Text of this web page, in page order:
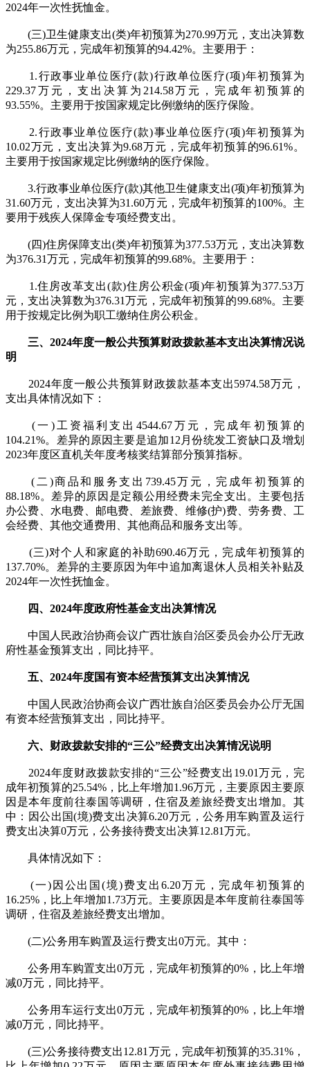
2024年一次性抚恤金。
(三)卫生健康支出(类)年初预算为270.99万元，支出决算数
为255.86万元，完成年初预算的94.42%。主要用于：
1.行政事业单位医疗(款)行政单位医疗(项)年初预算为
229.37万元，支出决算为214.58万元，完成年初预算的
93.55%。主要用于按国家规定比例缴纳的医疗保险。
2.行政事业单位医疗(款)事业单位医疗(项)年初预算为
10.02万元，支出决算为9.68万元，完成年初预算的96.61%。
主要用于按国家规定比例缴纳的医疗保险。
3.行政事业单位医疗(款)其他卫生健康支出(项)年初预算为
31.60万元，支出决算为31.60万元，完成年初预算的100%。主
要用于残疾人保障金专项经费支出。
(四)住房保障支出(类)年初预算为377.53万元，支出决算数
为376.31万元，完成年初预算的99.68%。主要用于：
1.住房改革支出(款)住房公积金(项)年初预算为377.53万
元，支出决算数为376.31万元，完成年初预算的99.68%。主要
用于按规定比例为职工缴纳住房公积金。
三、2024年度一般公共预算财政拨款基本支出决算情况说
明
2024年度一般公共预算财政拨款基本支出5974.58万元，
支出具体情况如下：
(一)工资福利支出4544.67万元，完成年初预算的
104.21%。差异的原因主要是追加12月份统发工资缺口及增划
2023年度区直机关年度考核奖结算部分预算指标。
(二)商品和服务支出739.45万元，完成年初预算的
88.18%。差异的原因是定额公用经费未完全支出。主要包括
办公费、水电费、邮电费、差旅费、维修(护)费、劳务费、工
会经费、其他交通费用、其他商品和服务支出等。
(三)对个人和家庭的补助690.46万元，完成年初预算的
137.70%。差异的主要原因为年中追加离退休人员相关补贴及
2024年一次性抚恤金。
四、2024年度政府性基金支出决算情况
中国人民政治协商会议广西壮族自治区委员会办公厅无政
府性基金预算支出，同比持平。
五、2024年度国有资本经营预算支出决算情况
中国人民政治协商会议广西壮族自治区委员会办公厅无国
有资本经营预算支出，同比持平。
六、财政拨款安排的“三公”经费支出决算情况说明
2024年度财政拨款安排的“三公”经费支出19.01万元，完
成年初预算的25.54%，比上年增加1.96万元，主要原因主要原
因是本年度前往泰国等调研，住宿及差旅经费支出增加。其
中：因公出国(境)费支出决算6.20万元，公务用车购置及运行
费支出决算0万元，公务接待费支出决算12.81万元。
具体情况如下：
(一)因公出国(境)费支出6.20万元，完成年初预算的
16.25%，比上年增加1.73万元。主要原因是本年度前往泰国等
调研，住宿及差旅经费支出增加。
(二)公务用车购置及运行费支出0万元。其中：
公务用车购置支出0万元，完成年初预算的0%，比上年增
减0万元，同比持平。
公务用车运行支出0万元，完成年初预算的0%，比上年增
减0万元，同比持平。
(三)公务接待费支出12.81万元，完成年初预算的35.31%，